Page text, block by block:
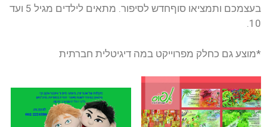
בעצמכם ותמציאו סוףחדש לסיפור. מתאים לילדים מגיל 5 ועד
10.
*מוצע גם כחלק מפרוייקט במה דיגיטלית חברתית